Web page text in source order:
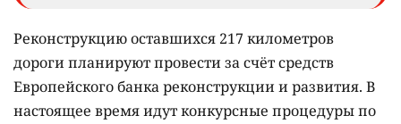
Реконструкцию оставшихся 217 километров
дороги планируют провести за счёт средств
Европейского банка реконструкции и развития. В
настоящее время идут конкурсные процедуры по